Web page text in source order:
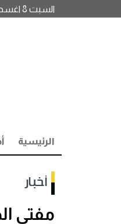
السبت 8 اغسطس 2026
الرئيسية
أخبار
مفتي